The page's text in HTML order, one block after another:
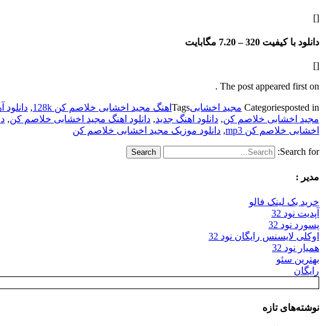
[]
دانلود با کیفیت 320 – 7.20 مگابایت
[]
The post appeared first on .
Categoriesposted in مجید اخشابیTags اهنگ مجید اخشابی خلاصم کن 128k , دانلود
مجید اخشابی خلاصم کن, دانلود اهنگ جدید, دانلود اهنگ مجید اخشابی خلاصم کن,
اخشابی خلاصم کن mp3
, دانلود موزیک مجید اخشابی خلاصم کن
Search for:
مدیر :
خرید بک لینک فالو
آپدیت نود 32
پسورد نود 32
اوکلی لایسنس رایگان نود 32
همیار نود 32
بهترین سئو
رایگان
نوشته‌های تازه